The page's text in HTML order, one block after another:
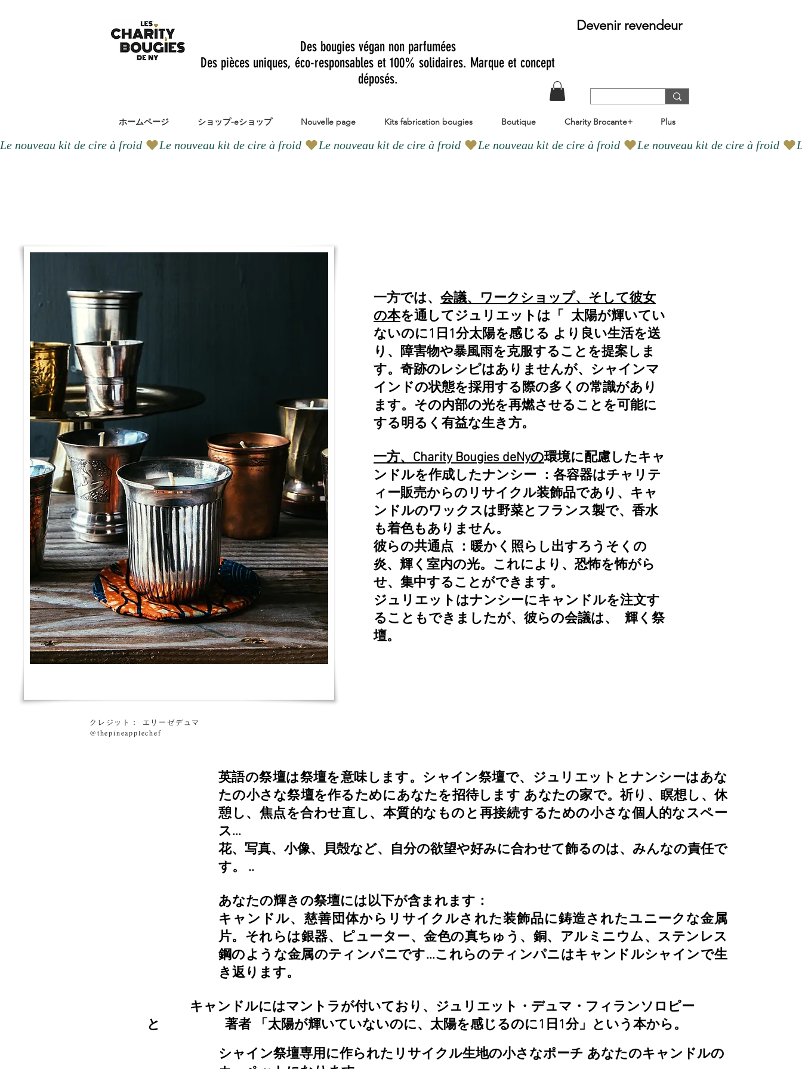
Des bougies végan non parfumées
Des pièces uniques, éco-responsables et 100% solidaires. Marque et concept
déposés.
Devenir revendeur
ホームページ ショップ-eショップ Nouvelle page Kits fabrication bougies Boutique Charity Brocante+ Plus
Le nouveau kit de cire à froid
一方では、 会議、ワークショップ、そして彼女
の本を通してジュリエットは「
太陽が輝いてい
ないのに1日1分太陽を感じる より良い生活を送
り、障害物や暴風雨を克服することを提案しま
す。奇跡のレシピはありませんが、シャインマ
インドの状態を採用する際の多くの常識があり
ます。その内部の光を再燃させることを可能に
する明るく有益な生き方。
一方、Charity Bougies deNyの環境に配慮したキャ
ンドルを作成したナンシー ：各容器はチャリテ
ィー販売からのリサイクル装飾品であり、キャ
ンドルのワックスは野菜とフランス製で、香水
も着色もありません。
彼らの共通点 ：暖かく照らし出すろうそくの
炎、輝く室内の光。これにより、恐怖を怖がら
せ、集中することができます。
ジュリエットはナンシーにキャンドルを注文す
ることもできましたが、彼らの会議は、
輝く祭
壇。
クレジット： エリーゼデュマ
@thepineapplechef
英語の祭壇は祭壇を意味します。シャイン祭壇で、ジュリエットとナンシーはあな
たの小さな祭壇を作るためにあなたを招待します あなたの家で。祈り、瞑想し、休
憩し、焦点を合わせ直し、本質的なものと再接続するための小さな個人的なスペー
ス...
花、写真、小像、貝殻など、自分の欲望や好みに合わせて飾るのは、みんなの責任で
す。 ..
あなたの輝きの祭壇には以下が含まれます：
キャンドル、慈善団体からリサイクルされた装飾品に鋳造されたユニークな金属
片。それらは銀器、ピューター、金色の真ちゅう、銅、アルミニウム、ステンレス
鋼のような金属のティンパニです...これらのティンパニはキャンドルシャインで生
き返ります。
キャンドルにはマントラが付いており、ジュリエット・デュマ・フィランソロピー
と
著者
「太陽が輝いていないのに、太陽を感じるのに1日1分」という本から。
シャイン祭壇専用に作られたリサイクル生地の小さなポーチ あなたのキャンドルの